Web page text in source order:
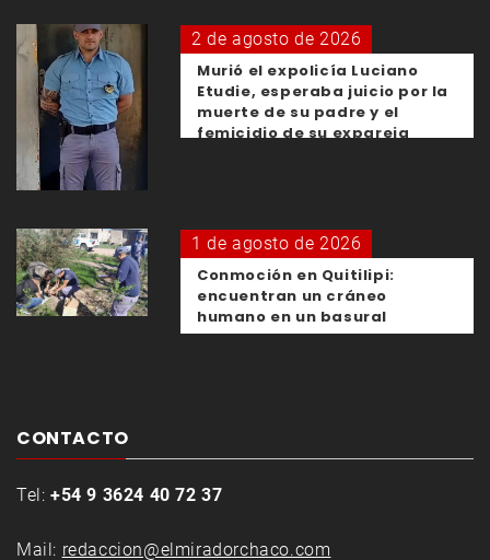
2 de agosto de 2026
Murió el expolicía Luciano
Etudie, esperaba juicio por la
muerte de su padre y el
femicidio de su expareja
1 de agosto de 2026
Conmoción en Quitilipi:
encuentran un cráneo
humano en un basural
CONTACTO
Tel: +54 9 3624 40 72 37
Mail: redaccion@elmiradorchaco.com